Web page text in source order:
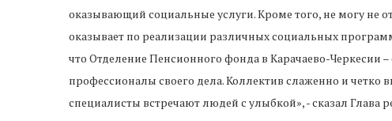
оказывающий социальные услуги. Кроме того, не могу не
оказывает по реализации различных социальных
что Отделение Пенсионного фонда в Карачаево-Черкесии
профессионалы своего дела. Коллектив слаженно и четко
специалисты встречают людей с улыбкой», - сказал Глава